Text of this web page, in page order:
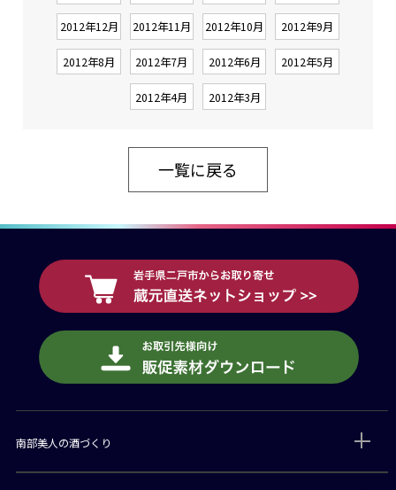
2012年12月 2012年11月 2012年10月 2012年9月
2012年8月 2012年7月 2012年6月 2012年5月
2012年4月 2012年3月
一覧に戻る
南部美人の酒づくり